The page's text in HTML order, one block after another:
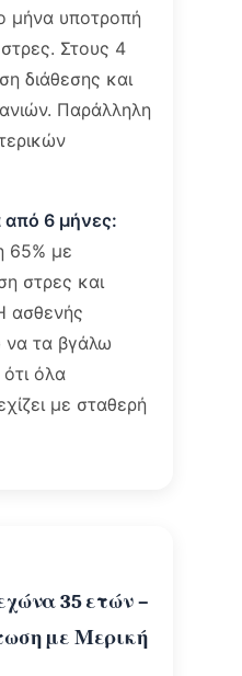
μήνα υποτροπή
Στους 4
διάθεσης και
Παράλληλη
6 μήνες:
65% με
στρες και
ασθενής
τα βγάλω
όλα
με σταθερή
35 ετών –
με Μερική